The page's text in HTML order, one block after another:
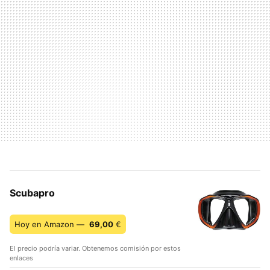
Scubapro
Hoy en Amazon — 69,00 €
El precio podría variar. Obtenemos comisión por estos
enlaces